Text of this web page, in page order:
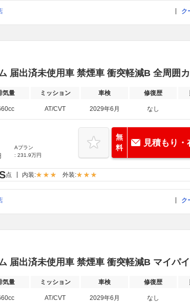
ク
届出済未使用車 禁煙車 衝突軽減B 全周囲カ
気量 ミッション 車検 修復歴
AT/CVT 2029年6月 なし
Aプラン
: 231.9万円
無
料
見積もり・
点 内装: 外装:
ク
届出済未使用車 禁煙車 衝突軽減B マイパイ
気量 ミッション 車検 修復歴
AT/CVT 2029年6月 なし